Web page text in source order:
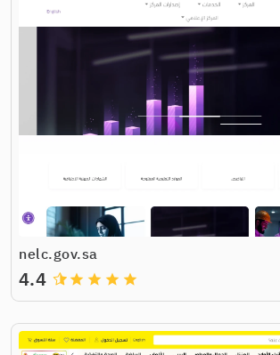
nelc.gov.sa
grade
grade
grade
grade
4.4